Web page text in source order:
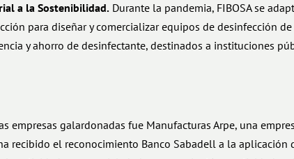
a la Sostenibilidad. Durante la pandemia, FIBOSA se
para diseñar y comercializar equipos de desinfección
y ahorro de desinfectante, destinados a instituciones
empresas galardonadas fue Manufacturas Arpe, una
recibido el reconocimiento Banco Sabadell a la aplicación